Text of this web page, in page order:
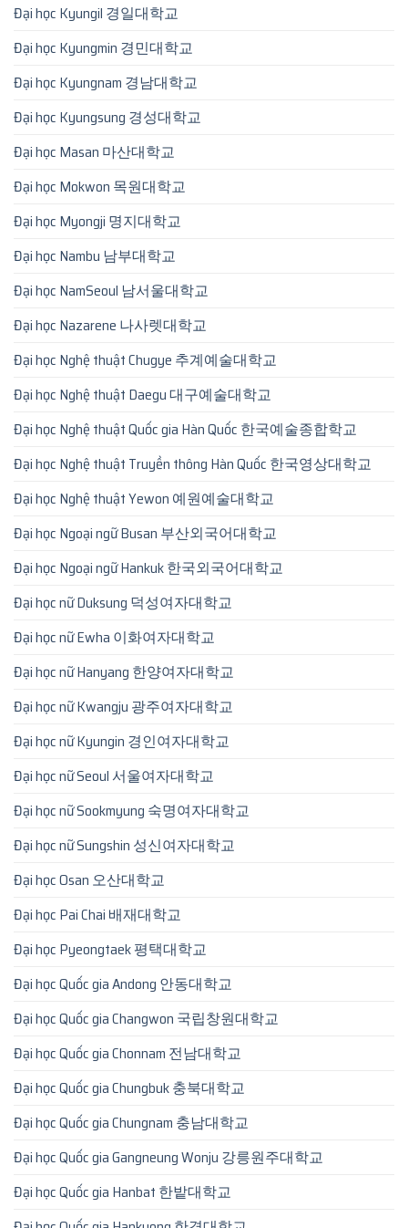
Đại học Kyungil 경일대학교
Đại học Kyungmin 경민대학교
Đại học Kyungnam 경남대학교
Đại học Kyungsung 경성대학교
Đại học Masan 마산대학교
Đại học Mokwon 목원대학교
Đại học Myongji 명지대학교
Đại học Nambu 남부대학교
Đại học NamSeoul 남서울대학교
Đại học Nazarene 나사렛대학교
Đại học Nghệ thuật Chugye 추계예술대학교
Đại học Nghệ thuật Daegu 대구예술대학교
Đại học Nghệ thuật Quốc gia Hàn Quốc 한국예술종합학교
Đại học Nghệ thuật Truyền thông Hàn Quốc 한국영상대학교
Đại học Nghệ thuật Yewon 예원예술대학교
Đại học Ngoại ngữ Busan 부산외국어대학교
Đại học Ngoại ngữ Hankuk 한국외국어대학교
Đại học nữ Duksung 덕성여자대학교
Đại học nữ Ewha 이화여자대학교
Đại học nữ Hanyang 한양여자대학교
Đại học nữ Kwangju 광주여자대학교
Đại học nữ Kyungin 경인여자대학교
Đại học nữ Seoul 서울여자대학교
Đại học nữ Sookmyung 숙명여자대학교
Đại học nữ Sungshin 성신여자대학교
Đại học Osan 오산대학교
Đại học Pai Chai 배재대학교
Đại học Pyeongtaek 평택대학교
Đại học Quốc gia Andong 안동대학교
Đại học Quốc gia Changwon 국립창원대학교
Đại học Quốc gia Chonnam 전남대학교
Đại học Quốc gia Chungbuk 충북대학교
Đại học Quốc gia Chungnam 충남대학교
Đại học Quốc gia Gangneung Wonju 강릉원주대학교
Đại học Quốc gia Hanbat 한밭대학교